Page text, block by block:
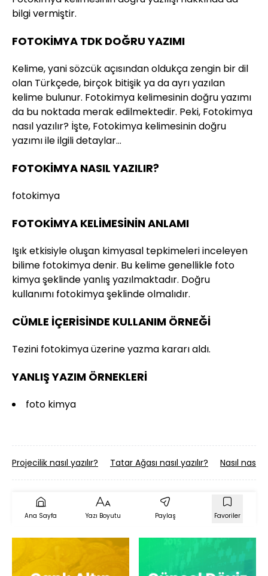
bilgi vermiştir.
FOTOKİMYA TDK DOĞRU YAZIMI
Kelime, yani sözcük açısından oldukça zengin bir dil
olan Türkçede, birçok bitişik ya da ayrı yazılan
kelime bulunur. Fotokimya kelimesinin doğru yazımı
da bu noktada merak edilmektedir. Peki, Fotokimya
nasıl yazılır? İşte, Fotokimya kelimesinin doğru
yazımı ile ilgili detaylar…
FOTOKİMYA NASIL YAZILIR?
fotokimya
FOTOKİMYA KELİMESİNİN ANLAMI
Işık etkisiyle oluşan kimyasal tepkimeleri inceleyen
bilime fotokimya denir. Bu kelime genellikle foto
kimya şeklinde yanlış yazılmaktadır. Doğru
kullanımı fotokimya şeklinde olmalıdır.
CÜMLE İÇERİSİNDE KULLANIM ÖRNEĞİ
Tezini fotokimya üzerine yazma kararı aldı.
YANLIŞ YAZIM ÖRNEKLERİ
foto kimya
Projecilik nasıl yazılır? Tatar Ağası nasıl yazılır? Nasıl nasıl
Ana Sayfa Yazı Boyutu Paylaş Favoriler